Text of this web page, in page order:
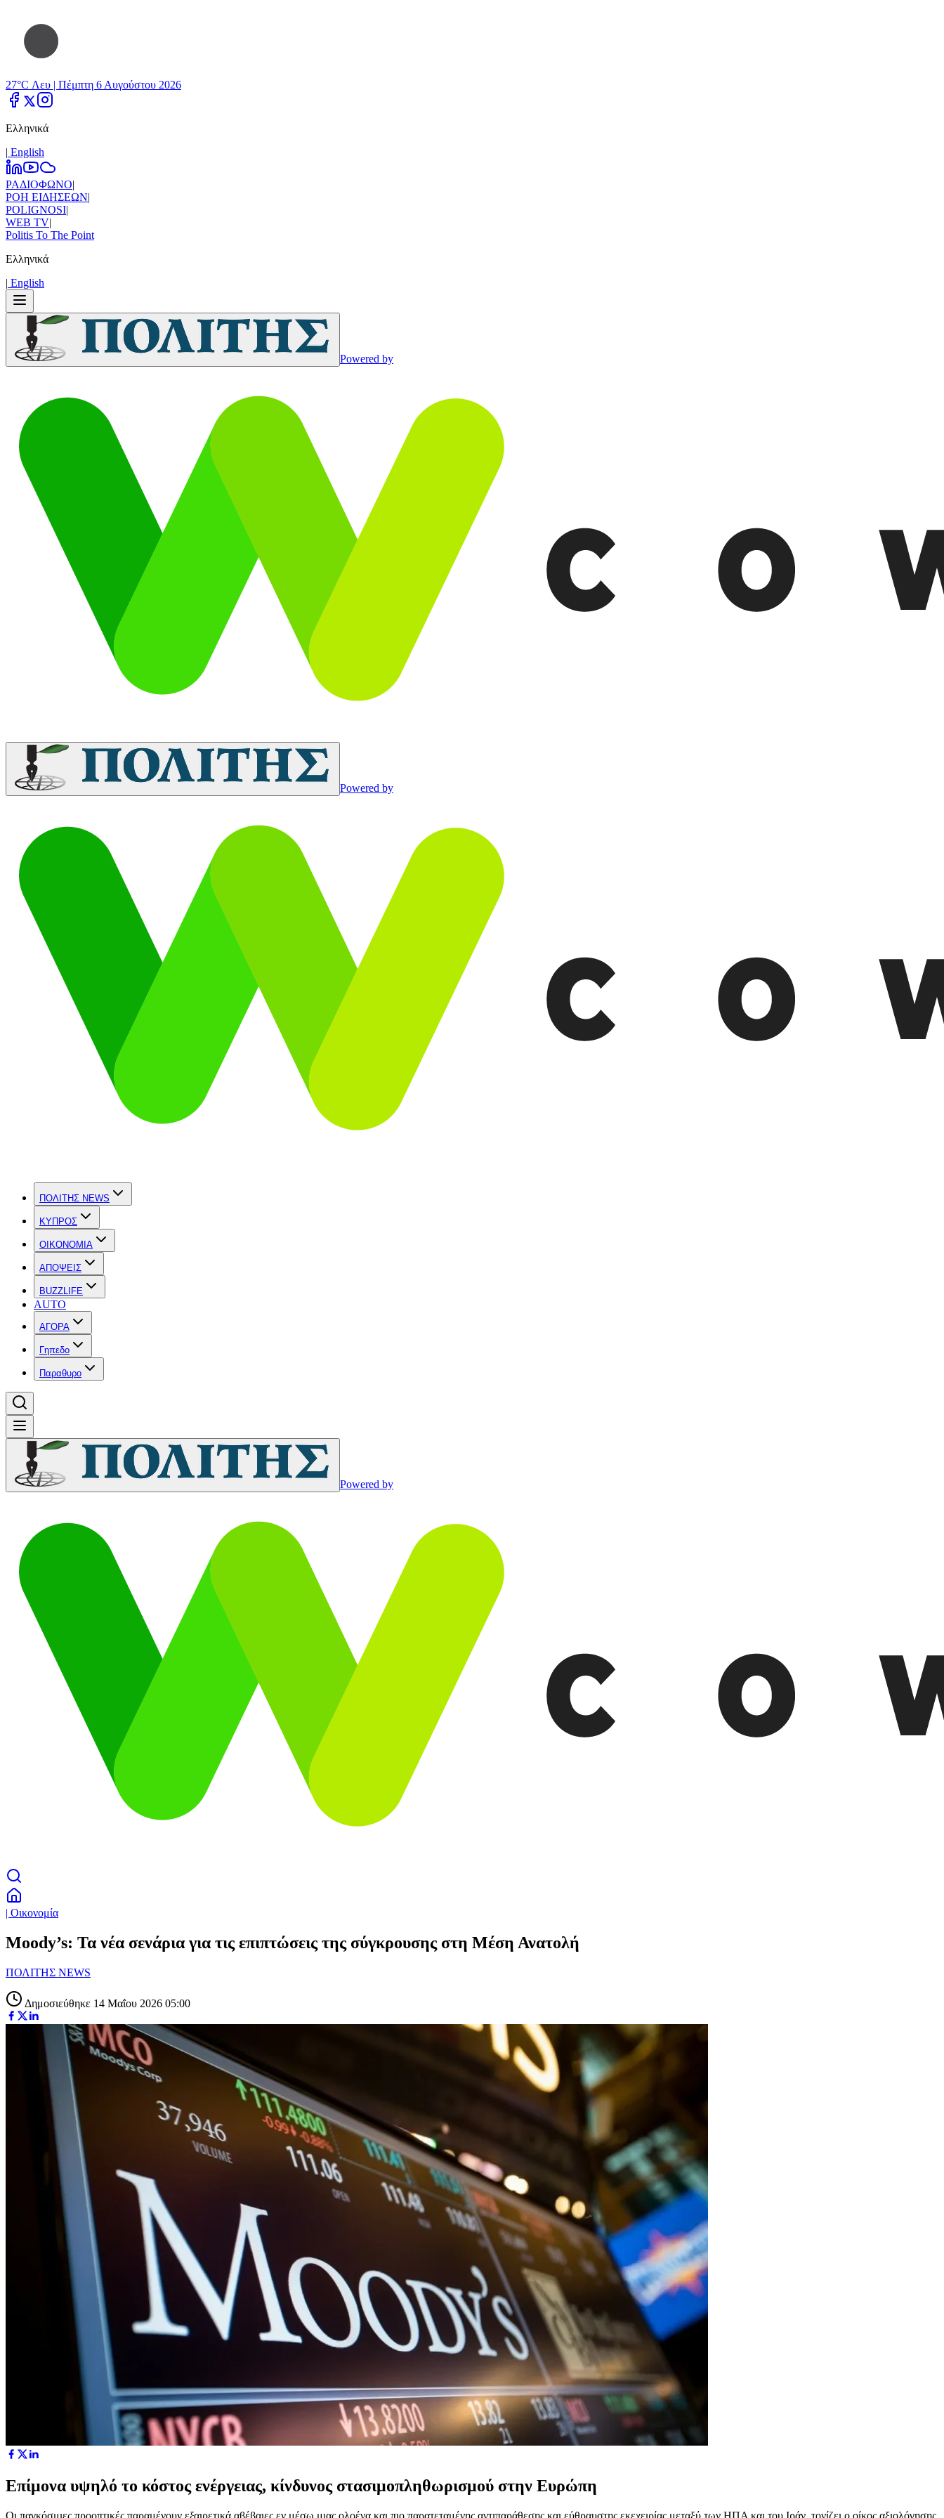
27°C Λευ | Πέμπτη 6 Αυγούστου 2026
Ελληνικά
| Εnglish
ΡΑΔΙΟΦΩΝΟ|
ΡΟΗ ΕΙΔΗΣΕΩΝ|
POLIGNOSI|
WEB TV|
Politis To The Point
Ελληνικά
| Εnglish
Powered by
Powered by
ΠΟΛΙΤΗΣ NEWS
ΚΥΠΡΟΣ
OIKONOMIA
ΑΠΟΨΕΙΣ
BUZZLIFE
AUTO
ΑΓΟΡΑ
Γηπεδο
Παραθυρο
Powered by
| Οικονομία
Moody’s: Τα νέα σενάρια για τις επιπτώσεις της σύγκρουσης στη Μέση Ανατολή
ΠΟΛΙΤΗΣ NEWS
Δημοσιεύθηκε 14 Μαΐου 2026 05:00
Επίμονα υψηλό το κόστος ενέργειας, κίνδυνος στασιμοπληθωρισμού στην Ευρώπη
Οι παγκόσμιες προοπτικές παραμένουν εξαιρετικά αβέβαιες εν μέσω μιας ολοένα και πιο παρατεταμένης αντιπαράθεσης και εύθραυστης εκεχειρίας μεταξύ των ΗΠΑ και του Ιράν, τονίζει ο οίκος αξιολόγησης